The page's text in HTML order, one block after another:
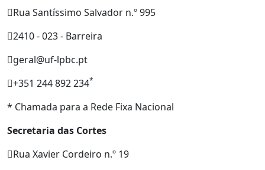
Rua Santíssimo Salvador n.º 995
2410 - 023 - Barreira
geral@uf-lpbc.pt
+351 244 892 234*
* Chamada para a Rede Fixa Nacional
Secretaria das Cortes
Rua Xavier Cordeiro n.º 19